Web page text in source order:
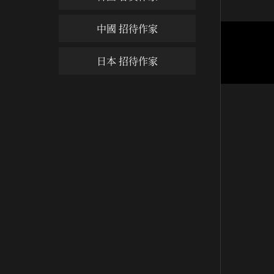
中國 招待作家
日本 招待作家